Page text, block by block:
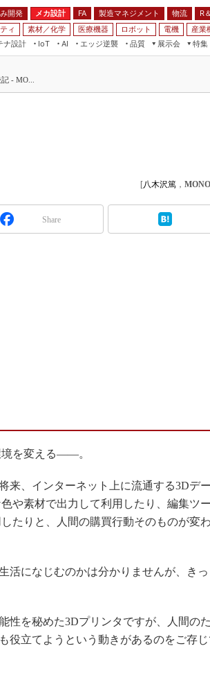
開発 メカ設計 FA 製造マネジメント 物流 R
ィ 素材／化学 医療機器 ロボット 電機 産業
ナ設計
IoT
AI
エッジ逆襲 品質
展示会
JIMTOF
人テク展
特集
組み込みモデリング
Windows Embedded
知財マネジメント
海外生産
グローバル設計・開発
新型コロナへの対応
- MO...
[八木沢篤 ，
Share
を変える――。
、インターネット上に流通する3Dデー
や素材で出力して利用したり、編集ツー
たりと、人間の購買行動そのものが変わ
になじむのかは分かりませんが、きっ
を秘めた3Dプリンタですが、人間のた
役立てようという動きがあるのをご存